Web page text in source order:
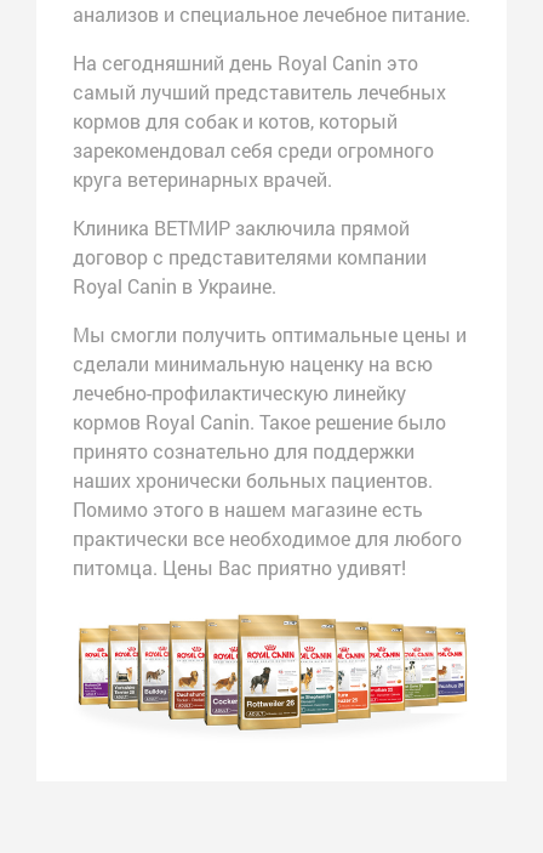
анализов и специальное лечебное питание.
На сегодняшний день Royal Canin это
самый лучший представитель лечебных
кормов для собак и котов, который
зарекомендовал себя среди огромного
круга ветеринарных врачей.
Клиника ВЕТМИР заключила прямой
договор с представителями компании
Royal Canin в Украине.
Мы смогли получить оптимальные цены и
сделали минимальную наценку на всю
лечебно-профилактическую линейку
кормов Royal Canin. Такое решение было
принято сознательно для поддержки
наших хронически больных пациентов.
Помимо этого в нашем магазине есть
практически все необходимое для любого
питомца. Цены Вас приятно удивят!